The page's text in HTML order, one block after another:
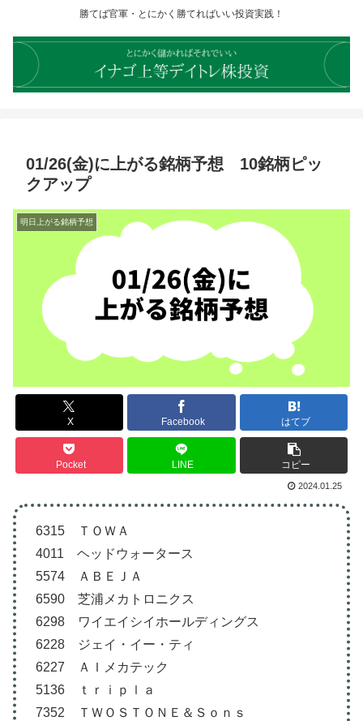
勝てば官軍・とにかく勝てればいい投資実践！
01/26(金)に上がる銘柄予想 10銘柄ピッ
クアップ
明日上がる銘柄予想
X Facebook はてブ
Pocket LINE コピー
2024.01.25
6315 ＴＯＷＡ
4011 ヘッドウォータース
5574 ＡＢＥＪＡ
6590 芝浦メカトロニクス
6298 ワイエイシイホールディングス
6228 ジェイ・イー・ティ
6227 ＡＩメカテック
5136 ｔｒｉｐｌａ
7352 ＴＷＯＳＴＯＮＥ＆Ｓｏｎｓ